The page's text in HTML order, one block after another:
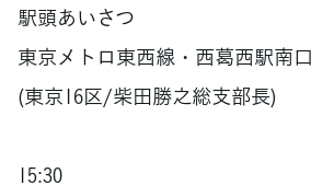
駅頭あいさつ
東京メトロ東西線・西葛西駅南口
(東京16区/柴田勝之総支部長)
15:30